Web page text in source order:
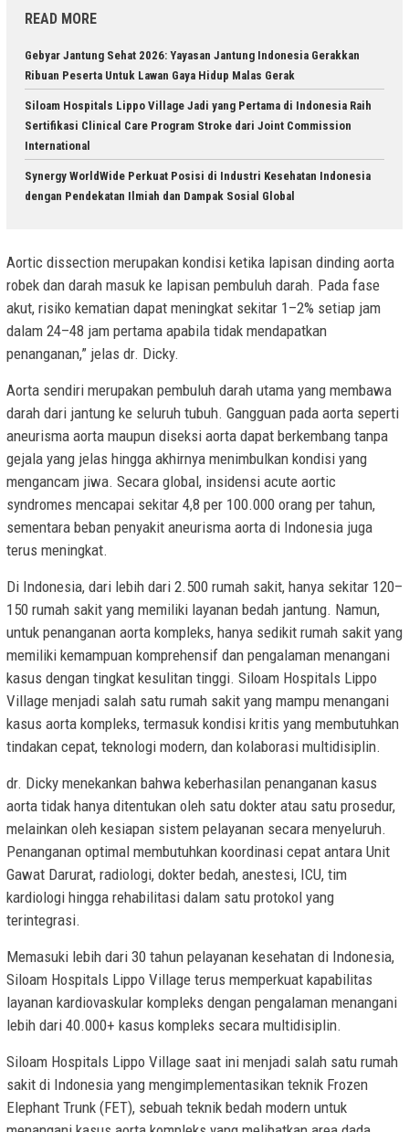
READ MORE
Gebyar Jantung Sehat 2026: Yayasan Jantung Indonesia Gerakkan
Ribuan Peserta Untuk Lawan Gaya Hidup Malas Gerak
Siloam Hospitals Lippo Village Jadi yang Pertama di Indonesia Raih
Sertifikasi Clinical Care Program Stroke dari Joint Commission
International
Synergy WorldWide Perkuat Posisi di Industri Kesehatan Indonesia
dengan Pendekatan Ilmiah dan Dampak Sosial Global
Aortic dissection merupakan kondisi ketika lapisan dinding aorta
robek dan darah masuk ke lapisan pembuluh darah. Pada fase
akut, risiko kematian dapat meningkat sekitar 1–2% setiap jam
dalam 24–48 jam pertama apabila tidak mendapatkan
penanganan,” jelas dr. Dicky.
Aorta sendiri merupakan pembuluh darah utama yang membawa
darah dari jantung ke seluruh tubuh. Gangguan pada aorta seperti
aneurisma aorta maupun diseksi aorta dapat berkembang tanpa
gejala yang jelas hingga akhirnya menimbulkan kondisi yang
mengancam jiwa. Secara global, insidensi acute aortic
syndromes mencapai sekitar 4,8 per 100.000 orang per tahun,
sementara beban penyakit aneurisma aorta di Indonesia juga
terus meningkat.
Di Indonesia, dari lebih dari 2.500 rumah sakit, hanya sekitar 120–
150 rumah sakit yang memiliki layanan bedah jantung. Namun,
untuk penanganan aorta kompleks, hanya sedikit rumah sakit yang
memiliki kemampuan komprehensif dan pengalaman menangani
kasus dengan tingkat kesulitan tinggi. Siloam Hospitals Lippo
Village menjadi salah satu rumah sakit yang mampu menangani
kasus aorta kompleks, termasuk kondisi kritis yang membutuhkan
tindakan cepat, teknologi modern, dan kolaborasi multidisiplin.
dr. Dicky menekankan bahwa keberhasilan penanganan kasus
aorta tidak hanya ditentukan oleh satu dokter atau satu prosedur,
melainkan oleh kesiapan sistem pelayanan secara menyeluruh.
Penanganan optimal membutuhkan koordinasi cepat antara Unit
Gawat Darurat, radiologi, dokter bedah, anestesi, ICU, tim
kardiologi hingga rehabilitasi dalam satu protokol yang
terintegrasi.
Memasuki lebih dari 30 tahun pelayanan kesehatan di Indonesia,
Siloam Hospitals Lippo Village terus memperkuat kapabilitas
layanan kardiovaskular kompleks dengan pengalaman menangani
lebih dari 40.000+ kasus kompleks secara multidisiplin.
Siloam Hospitals Lippo Village saat ini menjadi salah satu rumah
sakit di Indonesia yang mengimplementasikan teknik Frozen
Elephant Trunk (FET), sebuah teknik bedah modern untuk